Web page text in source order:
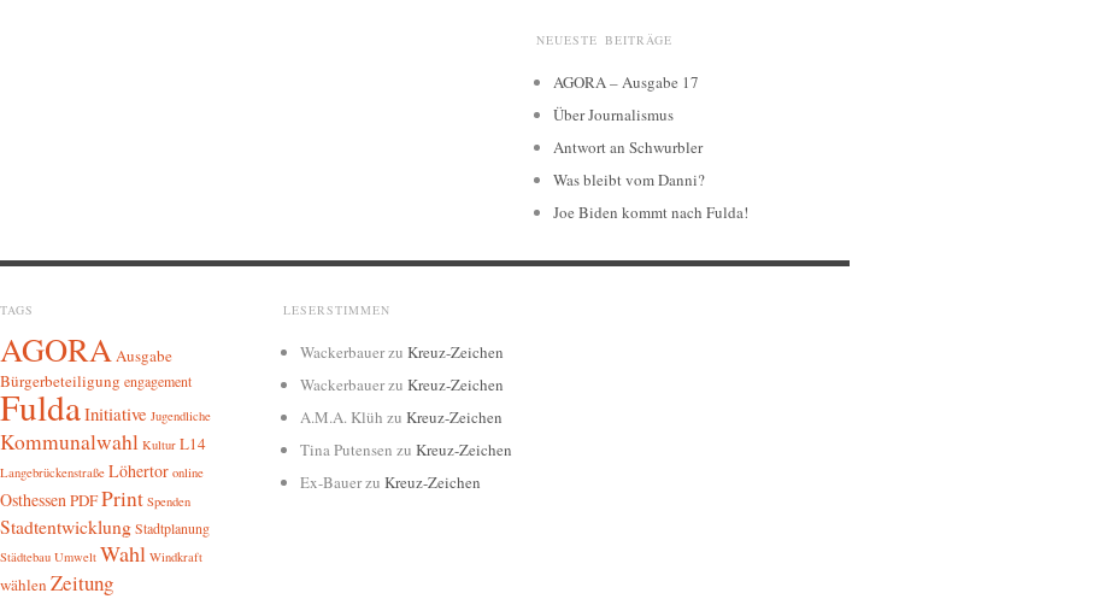
NEUESTE BEITRÄGE
AGORA – Ausgabe 17
Über Journalismus
Antwort an Schwurbler
Was bleibt vom Danni?
Joe Biden kommt nach Fulda!
TAGS
AGORAAusgabe
Bürgerbeteiligung engagement
FuldaInitiative Jugendliche
Kommunalwahl Kultur L14
Langebrückenstraße Löhertor online
OsthessenPDFPrint Spenden
StadtentwicklungStadtplanung
Städtebau Umwelt Wahl Windkraft
wählen Zeitung
LESERSTIMMEN
Wackerbauerzu Kreuz-Zeichen
Wackerbauerzu Kreuz-Zeichen
A.M.A. Klüh zu Kreuz-Zeichen
Tina Putensen zu Kreuz-Zeichen
Ex-Bauerzu Kreuz-Zeichen